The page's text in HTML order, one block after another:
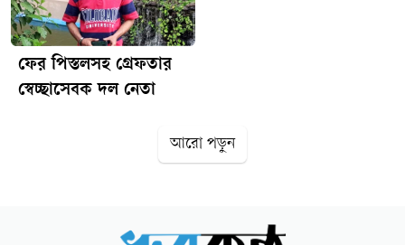
ফের পিস্তলসহ গ্রেফতার
স্বেচ্ছাসেবক দল নেতা
আরো পড়ুন